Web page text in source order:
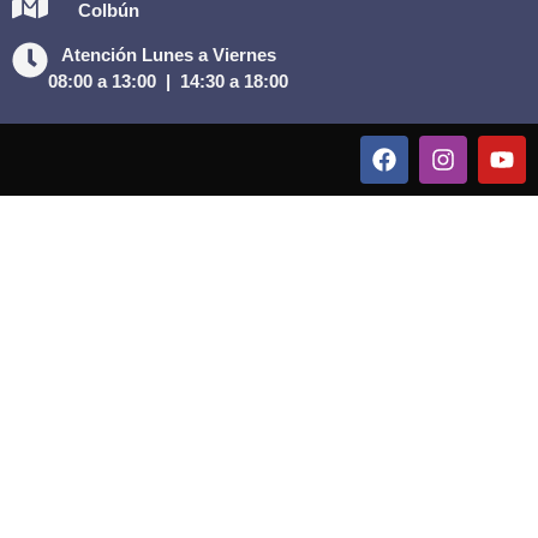
Colbún
Atención Lunes a Viernes
08:00 a 13:00 | 14:30 a 18:00